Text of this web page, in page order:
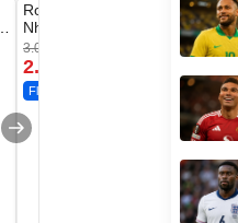
Robot Hút Bụi Lau
Nhà - D2-001 -
Thông Minh
3.000.000
2.200.000
Flash Sale
Vali
Khung
9066 Size
20/24/28
1.000.000đ
Flash Sale